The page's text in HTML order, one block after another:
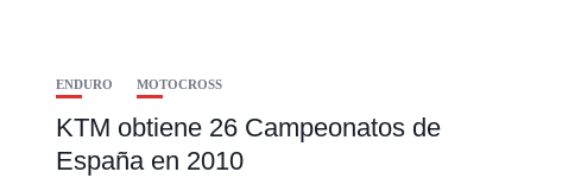
ENDURO MOTOCROSS
KTM obtiene 26 Campeonatos de
España en 2010